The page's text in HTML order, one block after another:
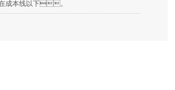
成本线以下。